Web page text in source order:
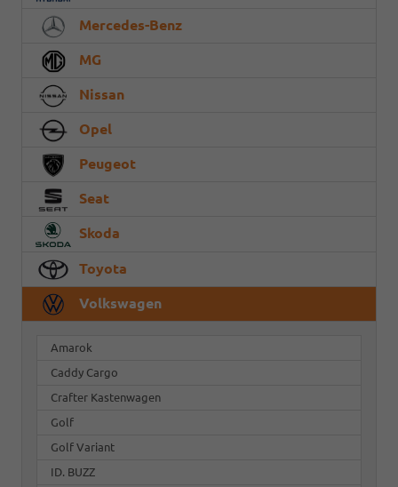
Mercedes-Benz
MG
Nissan
Opel
Peugeot
Seat
Skoda
Toyota
Volkswagen
Amarok
Caddy Cargo
Crafter Kastenwagen
Golf
Golf Variant
ID. BUZZ